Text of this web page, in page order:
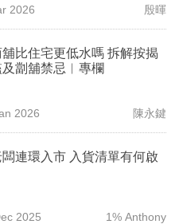
2026 殷暉
舖比住宅更低水嗎 拆解按揭
及劏舖禁忌︳專欄
2026 陳永鍵
闆連環入市 入貨清單有何啟
2025 1% Anthony